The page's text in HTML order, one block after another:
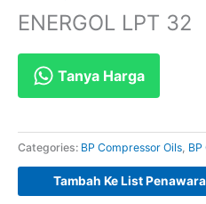
ENERGOL LPT 32
Tanya Harga
Categories: BP Compressor Oils, BP
Tambah Ke List